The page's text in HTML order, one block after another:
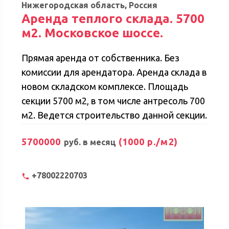
водоотведение, - интернет. - отопление в
офисных помещениях. - вывоз ТБО по
трафика. - возможна дополнительно
аренда открытой асфальтированной
площадки на территории комплекса под
парковку либо хранения грузов - 70 руб./
м2. Срок аренды: Договор субаренды на 11
Гарантийное обеспечение: один месяц
Нижегородская область, Россия
Аренда теплого склада. 5700
м2. Московское шоссе.
Прямая аренда от собственника. Без
комиссии для арендатора. Аренда склада в
новом складском комплексе. Площадь
секции 5700 м2, в том числе антресоль 700
м2. Ведется строительство данной секции.
Адрес: Нижний Новгород, Московское
метрах от трассы М-7, от Московского
Характеристики склада: Общая площадь
5700000 руб. в месяц (1000 р./м2)
+78002220703